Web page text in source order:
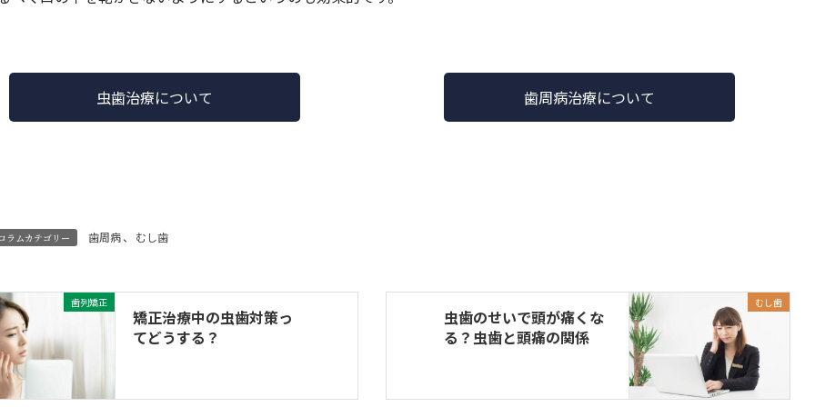
虫歯治療について 歯周病治療について
ラムカテゴリー 歯周病、 むし歯
歯列矯正
矯正治療中の虫歯対策っ
てどうする？
むし歯
虫歯のせいで頭が痛くな
る？虫歯と頭痛の関係